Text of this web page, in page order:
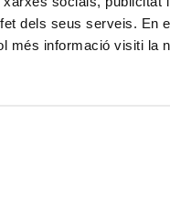
dels seus serveis. En
més informació visiti la